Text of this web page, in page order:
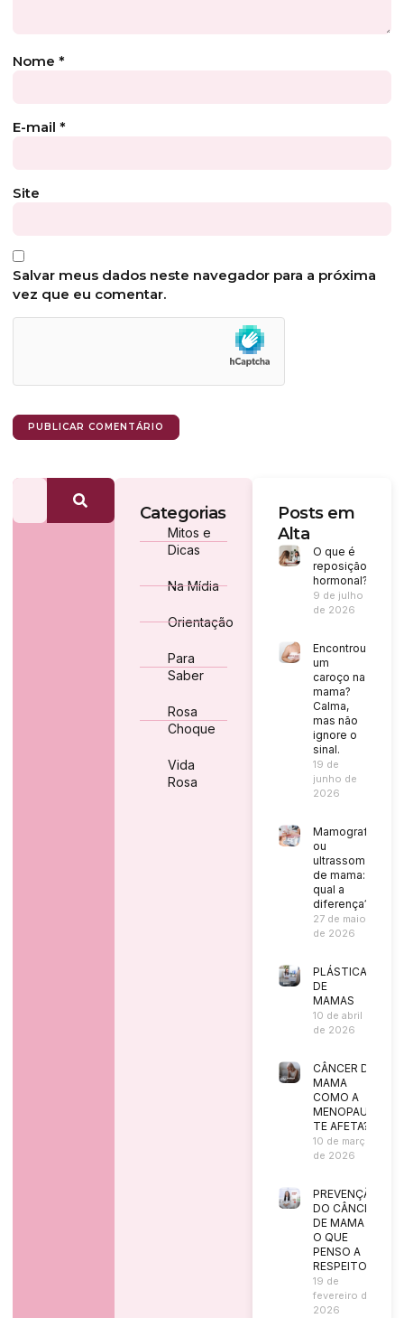
Nome *
E-mail *
Site
Salvar meus dados neste navegador para a próxima
vez que eu comentar.
Categorias
Mitos e
Dicas
Na Mídia
Orientação
Para
Saber
Rosa
Choque
Vida
Rosa
Posts em
Alta
O que é
reposição
hormonal?
9 de julho
de 2026
Encontrou
um
caroço na
mama?
Calma,
mas não
ignore o
sinal.
19 de
junho de
2026
Mamografia
ou
ultrassom
de mama:
qual a
diferença?
27 de maio
de 2026
PLÁSTICA
DE
MAMAS
10 de abril
de 2026
CÂNCER DE
MAMA
COMO A
MENOPAUSA
TE AFETA?
10 de março
de 2026
PREVENÇÃO
DO CÂNCER
DE MAMA |
O QUE
PENSO A
RESPEITO?
19 de
fevereiro de
2026